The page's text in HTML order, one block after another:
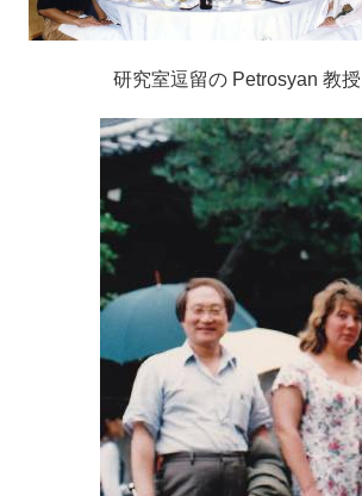
研究室逗留の Petrosyan 教